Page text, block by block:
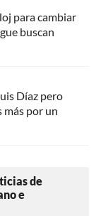
para cambiar
buscan
Díaz pero
más por un
de
e